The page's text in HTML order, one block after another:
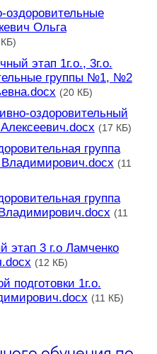
оздоровительные
Ольга
этап 1г.о., 3г.о.
группы №1, №2
(20 КБ)
оздоровительный
(17 КБ)
группа
(11
группа
(11
этап 3 г.о Ламченко
(12 КБ)
подготовки 1г.о.
(11 КБ)